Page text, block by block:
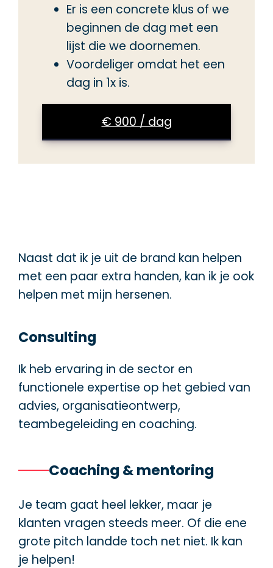
Er is een concrete klus of we
beginnen de dag met een
lijst die we doornemen.
Voordeliger omdat het een
dag in 1x is.
€ 900 / dag
Naast dat ik je uit de brand kan helpen
met een paar extra handen, kan ik je ook
helpen met mijn hersenen.
Consulting
Ik heb ervaring in de sector en
functionele expertise op het gebied van
advies, organisatieontwerp,
teambegeleiding en coaching.
Coaching & mentoring
Je team gaat heel lekker, maar je
klanten vragen steeds meer. Of die ene
grote pitch landde toch net niet. Ik kan
je helpen!